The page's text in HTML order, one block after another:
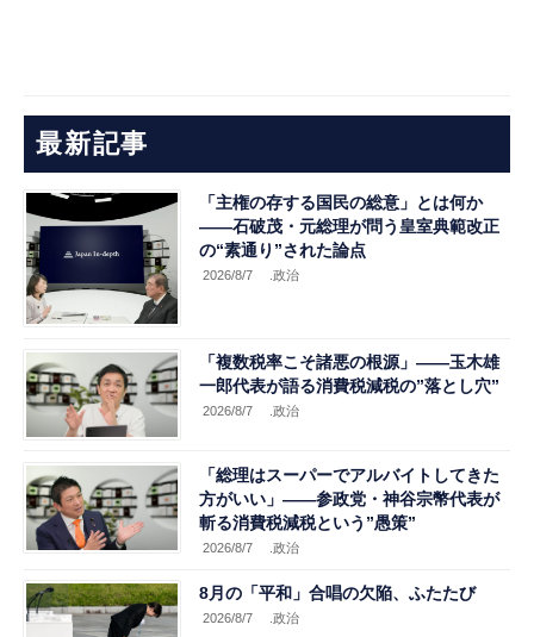
最新記事
「主権の存する国民の総意」とは何か
――石破茂・元総理が問う皇室典範改正
の“素通り”された論点
2026/8/7 .政治
「複数税率こそ諸悪の根源」――玉木雄
一郎代表が語る消費税減税の”落とし穴”
2026/8/7 .政治
「総理はスーパーでアルバイトしてきた
方がいい」――参政党・神谷宗幣代表が
斬る消費税減税という”愚策”
2026/8/7 .政治
8月の「平和」合唱の欠陥、ふたたび
2026/8/7 .政治